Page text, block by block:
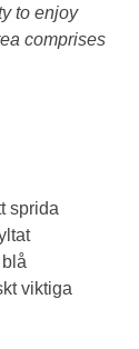
to enjoy
comprises
sprida
viktiga